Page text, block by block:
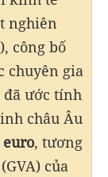
nghiên
công bố
chuyên gia
đã ước tính
châu Âu
, tương
của